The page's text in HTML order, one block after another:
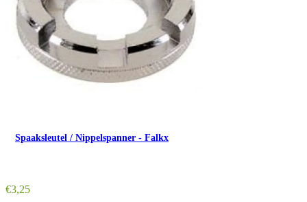
Spaaksleutel / Nippelspanner - Falkx
€3,25